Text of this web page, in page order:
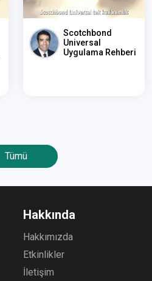
Scotchbond
Universal
Uygulama Rehberi
Tümü
Hakkında
Hakkımızda
Etkinlikler
İletişim